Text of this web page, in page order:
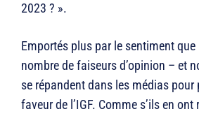
2023 ? ».
Emportés plus par le sentiment
nombre de faiseurs d’opinion – et
se répandent dans les médias pour
faveur de l’IGF. Comme s’ils en